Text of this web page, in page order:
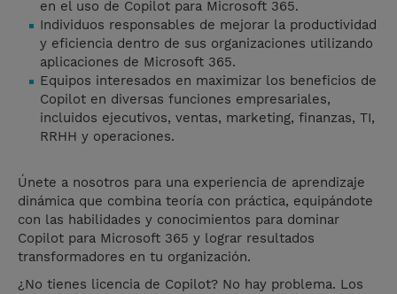
en el uso de Copilot para Microsoft 365.
Individuos responsables de mejorar la productividad
y eficiencia dentro de sus organizaciones utilizando
aplicaciones de Microsoft 365.
Equipos interesados en maximizar los beneficios de
Copilot en diversas funciones empresariales,
incluidos ejecutivos, ventas, marketing, finanzas, TI,
RRHH y operaciones.
Únete a nosotros para una experiencia de aprendizaje
dinámica que combina teoría con práctica, equipándote
con las habilidades y conocimientos para dominar
Copilot para Microsoft 365 y lograr resultados
transformadores en tu organización.
¿No tienes licencia de Copilot? No hay problema. Los